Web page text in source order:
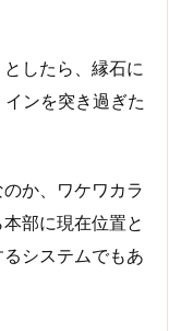
したら、縁石に
ンを突き過ぎた
か、ワケワカラ
部に現在位置と
システムでもあ